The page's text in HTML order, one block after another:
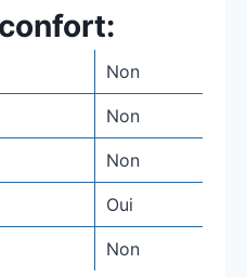
Non
Non
Non
Oui
Non